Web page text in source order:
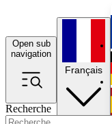
Open sub
navigation
Recherche
Français